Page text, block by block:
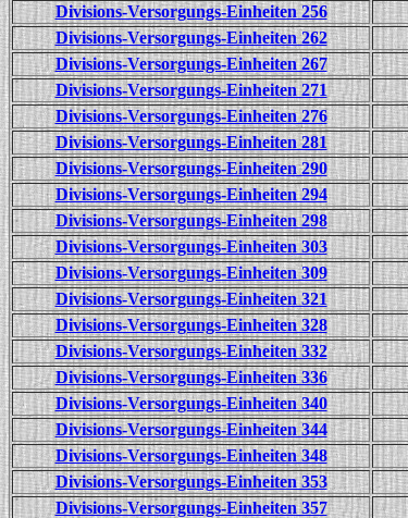
Divisions-Versorgungs-Einheiten 256
Divisions-Versorgungs-Einheiten 262
Divisions-Versorgungs-Einheiten 267
Divisions-Versorgungs-Einheiten 271
Divisions-Versorgungs-Einheiten 276
Divisions-Versorgungs-Einheiten 281
Divisions-Versorgungs-Einheiten 290
Divisions-Versorgungs-Einheiten 294
Divisions-Versorgungs-Einheiten 298
Divisions-Versorgungs-Einheiten 303
Divisions-Versorgungs-Einheiten 309
Divisions-Versorgungs-Einheiten 321
Divisions-Versorgungs-Einheiten 328
Divisions-Versorgungs-Einheiten 332
Divisions-Versorgungs-Einheiten 336
Divisions-Versorgungs-Einheiten 340
Divisions-Versorgungs-Einheiten 344
Divisions-Versorgungs-Einheiten 348
Divisions-Versorgungs-Einheiten 353
Divisions-Versorgungs-Einheiten 357